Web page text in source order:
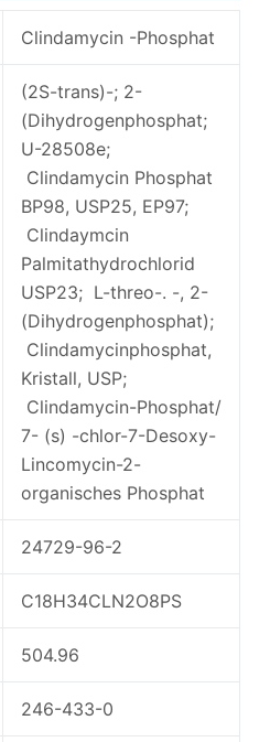
Clindamycin -Phosphat
(2S-trans)-; 2-
(Dihydrogenphosphat;
U-28508e;
Clindamycin Phosphat
BP98, USP25, EP97;
Clindaymcin
Palmitathydrochlorid
USP23; L-threo-. -, 2-
(Dihydrogenphosphat);
Clindamycinphosphat,
Kristall, USP;
Clindamycin-Phosphat/
7- (s) -chlor-7-Desoxy-
Lincomycin-2-
organisches Phosphat
24729-96-2
C18H34CLN2O8PS
504.96
246-433-0